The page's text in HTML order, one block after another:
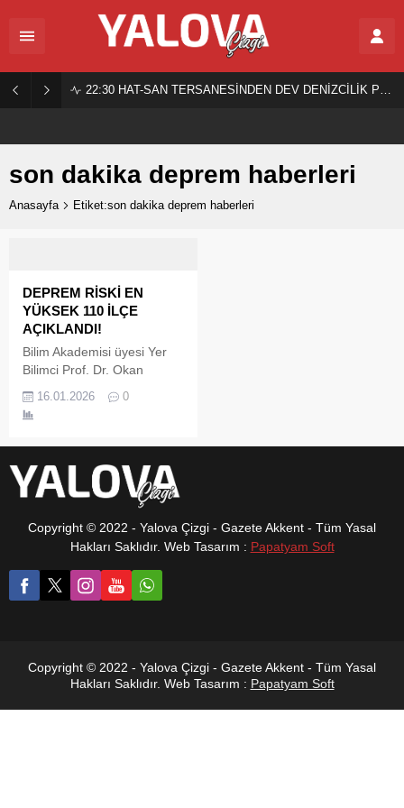
22:30 HAT-SAN TERSANESİNDEN DEV DENİZCİLİK PROJESİ!
son dakika deprem haberleri
Anasayfa Etiket:son dakika deprem haberleri
DEPREM RİSKİ EN
YÜKSEK 110 İLÇE
AÇIKLANDI!
Bilim Akademisi üyesi Yer
Bilimci Prof. Dr. Okan
yaptığı değerlendirmeler
sonucunda deprem riski en
Yalova’nın Altınova ve
Çınarcık ilçelerinin de en
alması dikkat çekti.
16.01.2026 0
Copyright © 2022 - Yalova Çizgi - Gazete Akkent - Tüm Yasal
Hakları Saklıdır. Web Tasarım : Papatyam Soft
Copyright © 2022 - Yalova Çizgi - Gazete Akkent - Tüm Yasal
Hakları Saklıdır. Web Tasarım : Papatyam Soft